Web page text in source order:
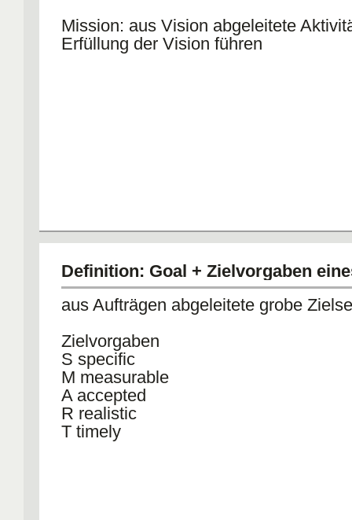
Mission: aus Vision abgeleitete
Erfüllung der Vision führen
Definition: Goal + Zielvorgaben
aus Aufträgen abgeleitete grobe
Zielvorgaben
S specific
M measurable
A accepted
R realistic
T timely